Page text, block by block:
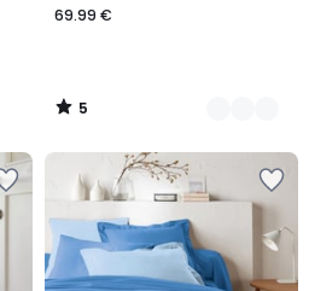
69.99 €
5
/